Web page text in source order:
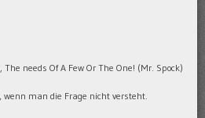
needs Of A Few Or The One! (Mr. Spock)
man die Frage nicht versteht.